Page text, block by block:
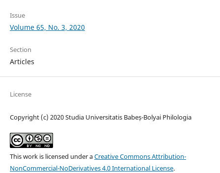
Issue
Volume 65, No. 3, 2020
Section
Articles
License
Copyright (c) 2020 Studia Universitatis Babeș-Bolyai Philologia
This work is licensed under aCreative Commons Attribution-
NonCommercial-NoDerivatives 4.0 International License.